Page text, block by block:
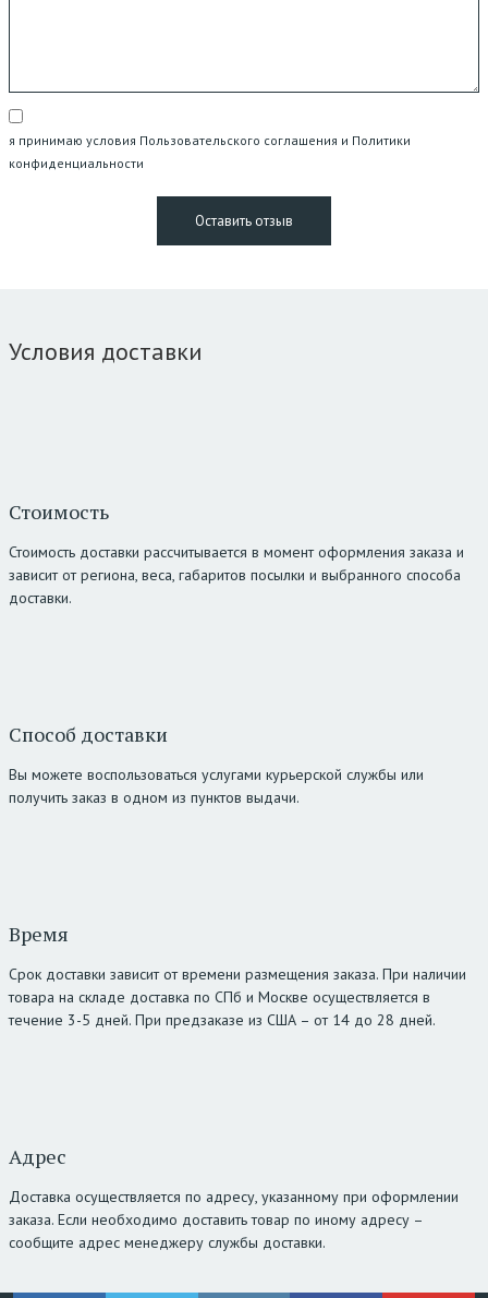
я принимаю условия Пользовательского соглашения и Политики
конфиденциальности
Условия доставки
Стоимость
Стоимость доставки рассчитывается в момент оформления заказа и
зависит от региона, веса, габаритов посылки и выбранного способа
доставки.
Способ доставки
Вы можете воспользоваться услугами курьерской службы или
получить заказ в одном из пунктов выдачи.
Время
Срок доставки зависит от времени размещения заказа. При наличии
товара на складе доставка по СПб и Москве осуществляется в
течение 3-5 дней. При предзаказе из США – от 14 до 28 дней.
Адрес
Доставка осуществляется по адресу, указанному при оформлении
заказа. Если необходимо доставить товар по иному адресу –
сообщите адрес менеджеру службы доставки.